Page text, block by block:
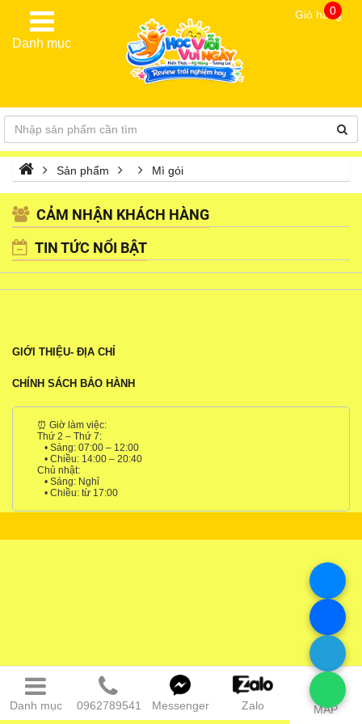
Danh mục
Giỏ hàng
0
Sản phẩm Mì gói
CẢM NHẬN KHÁCH HÀNG
TIN TỨC NỔI BẬT
GIỚI THIỆU- ĐỊA CHỈ
CHÍNH SÁCH BẢO HÀNH
⏰ Giờ làm việc:
Thứ 2 – Thứ 7:
• Sáng: 07:00 – 12:00
• Chiều: 14:00 – 20:40
Chủ nhật:
• Sáng: Nghỉ
• Chiều: từ 17:00
Danh mục 0962789541 Messenger Zalo MAP